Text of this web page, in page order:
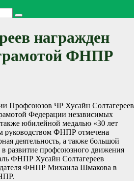
награжден
ФНПР
Профсоюзов ЧР Хусайн Солтагереев
Федерации независимых
юбилейной медалью «30 лет
ФНПР отмечена
деятельность, а также большой
развитие профсоюзного движения
ФНПР Хусайн Солтагереев
ФНПР Михаила Шмакова в